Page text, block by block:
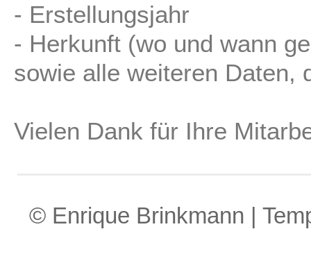
- Erstellungsjahr
- Herkunft (wo und wann
sowie alle weiteren Daten,
Vielen Dank für Ihre
© Enrique Brinkmann |